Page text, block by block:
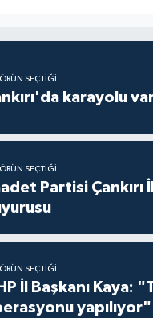
SEÇTIĞI
karayolu
SEÇTIĞI
Partisi Çankırı
SEÇTIĞI
İl Başkanı Kaya:
yapılıyor"